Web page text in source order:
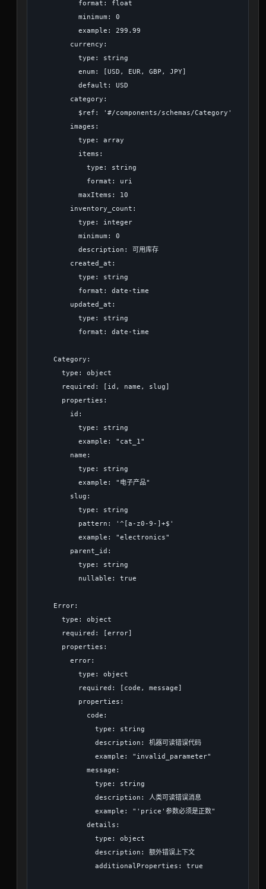
          format: float
          minimum: 0
          example: 299.99
        currency:
          type: string
          enum: [USD, EUR, GBP, JPY]
          default: USD
        category:
          $ref: '#/components/schemas/Category'
        images:
          type: array
          items:
            type: string
            format: uri
          maxItems: 10
        inventory_count:
          type: integer
          minimum: 0
          description: 可用库存
        created_at:
          type: string
          format: date-time
        updated_at:
          type: string
          format: date-time
    Category:
      type: object
      required: [id, name, slug]
      properties:
        id:
          type: string
          example: "cat_1"
        name:
          type: string
          example: "电子产品"
        slug:
          type: string
          pattern: '^[a-z0-9-]+$'
          example: "electronics"
        parent_id:
          type: string
          nullable: true
    Error:
      type: object
      required: [error]
      properties:
        error:
          type: object
          required: [code, message]
          properties:
            code:
              type: string
              description: 机器可读错误代码
              example: "invalid_parameter"
            message:
              type: string
              description: 人类可读错误消息
              example: "'price'参数必须是正数"
            details:
              type: object
              description: 额外错误上下文
              additionalProperties: true